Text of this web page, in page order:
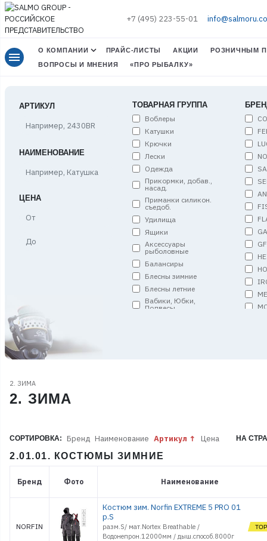
+7 (495) 223-55-01
menu О КОМПАНИИ ПРАЙС-ЛИСТЫ АКЦИИ
РОЗНИЧНЫМ
ВОПРОСЫ И МНЕНИЯ
«ПРО РЫБАЛКУ»
АРТИКУЛ
НАИМЕНОВАНИЕ
ЦЕНА
Цена,
Цена,
до
ТОВАРНАЯ ГРУППА
Воблеры
Катушки
Крючки
Лески
Одежда
Прикормки, добав.,
насад.
Приманки силикон.
съедоб.
Удилища
Ящики
Аксессуары
рыболовные
Балансиры
Блесны зимние
Блесны летние
Вабики, Юбки,
Подвесы
Ледобуры и
Лески плетёные
Матрасы и Одеяла
Мормышки
Оборудование газовое
GF
2. ЗИМА
2. ЗИМА
СОРТИРОВКА: Бренд Наименование Артикул Цена НА
2.01.01. КОСТЮМЫ ЗИМНИЕ
Бренд Фото Наименование
NORFIN
Костюм зим. Norfin EXTREME 5 PRO 01
р.S
разм.S/ мат.Nortex Breathable /
Водонепрон.12000мм / дыш.способ.8000г